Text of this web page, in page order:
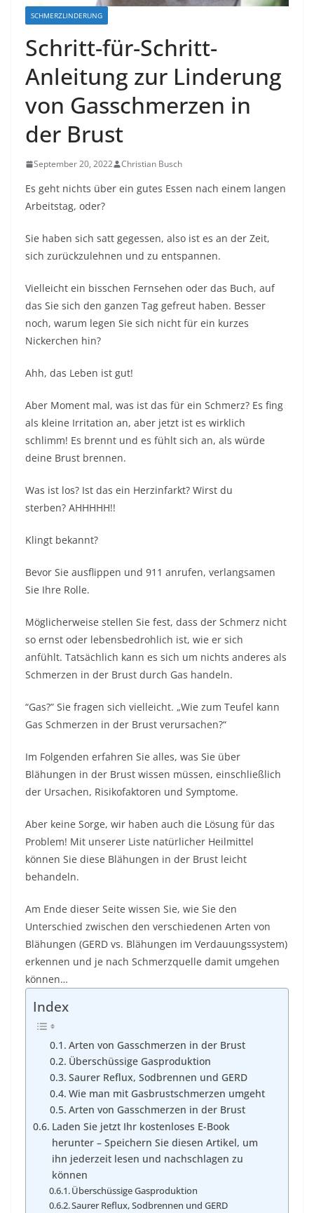
SCHMERZLINDERUNG
Schritt-für-Schritt-
Anleitung zur Linderung
von Gasschmerzen in
der Brust
September 20, 2022 Christian Busch
Es geht nichts über ein gutes Essen nach einem langen
Arbeitstag, oder?
Sie haben sich satt gegessen, also ist es an der Zeit,
sich zurückzulehnen und zu entspannen.
Vielleicht ein bisschen Fernsehen oder das Buch, auf
das Sie sich den ganzen Tag gefreut haben. Besser
noch, warum legen Sie sich nicht für ein kurzes
Nickerchen hin?
Ahh, das Leben ist gut!
Aber Moment mal, was ist das für ein Schmerz? Es fing
als kleine Irritation an, aber jetzt ist es wirklich
schlimm! Es brennt und es fühlt sich an, als würde
deine Brust brennen.
Was ist los? Ist das ein Herzinfarkt? Wirst du
sterben? AHHHHH!!
Klingt bekannt?
Bevor Sie ausflippen und 911 anrufen, verlangsamen
Sie Ihre Rolle.
Möglicherweise stellen Sie fest, dass der Schmerz nicht
so ernst oder lebensbedrohlich ist, wie er sich
anfühlt. Tatsächlich kann es sich um nichts anderes als
Schmerzen in der Brust durch Gas handeln.
“Gas?” Sie fragen sich vielleicht. „Wie zum Teufel kann
Gas Schmerzen in der Brust verursachen?“
Im Folgenden erfahren Sie alles, was Sie über
Blähungen in der Brust wissen müssen, einschließlich
der Ursachen, Risikofaktoren und Symptome.
Aber keine Sorge, wir haben auch die Lösung für das
Problem! Mit unserer Liste natürlicher Heilmittel
können Sie diese Blähungen in der Brust leicht
behandeln.
Am Ende dieser Seite wissen Sie, wie Sie den
Unterschied zwischen den verschiedenen Arten von
Blähungen (GERD vs. Blähungen im Verdauungssystem)
erkennen und je nach Schmerzquelle damit umgehen
können…
Index
Arten von Gasschmerzen in der Brust
Überschüssige Gasproduktion
Saurer Reflux, Sodbrennen und GERD
Wie man mit Gasbrustschmerzen umgeht
Arten von Gasschmerzen in der Brust
Laden Sie jetzt Ihr kostenloses E-Book
herunter – Speichern Sie diesen Artikel, um
ihn jederzeit lesen und nachschlagen zu
können
Überschüssige Gasproduktion
Saurer Reflux, Sodbrennen und GERD